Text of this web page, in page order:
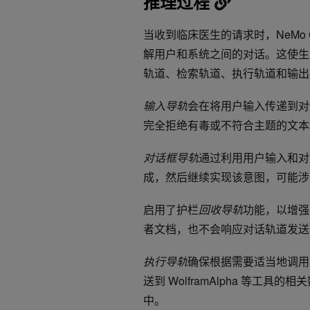
当收到临床医生的请求时，
解用户和系统之间的对话。这使
轨道、检索轨道、执行轨道和输
输入导轨会在将用户输入传递到
完全拒绝有毒或不符合主题的文
对话框导轨通过利用用户输入和
成，然后继续实现该意图，可能
启用了护栏回收导轨功能，以增
者文档，也不会响应对话轨道发
执行导轨确保根据需要适当地调
送到 WolframAlpha 等工具的相
中。